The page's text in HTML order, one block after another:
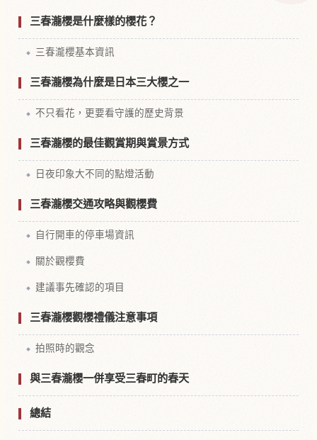
三春瀧櫻是什麼樣的櫻花？
三春瀧櫻基本資訊
三春瀧櫻為什麼是日本三大櫻之一
不只看花，更要看守護的歷史背景
三春瀧櫻的最佳觀賞期與賞景方式
日夜印象大不同的點燈活動
三春瀧櫻交通攻略與觀櫻費
自行開車的停車場資訊
關於觀櫻費
建議事先確認的項目
三春瀧櫻觀櫻禮儀注意事項
拍照時的觀念
與三春瀧櫻一併享受三春町的春天
總結